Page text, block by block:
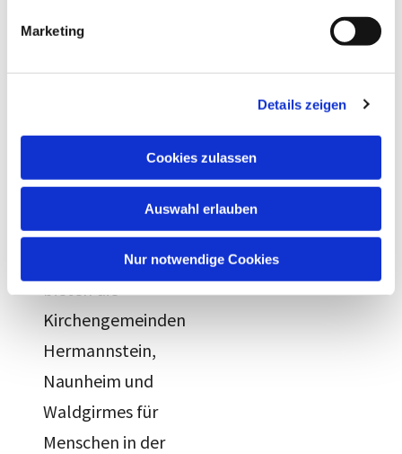
Marketing
Details zeigen
Cookies zulassen
Auswahl erlauben
Nur notwendige Cookies
Website der
Kirchengemeinde
plus minus
Mit dem „Projekt
55 plus minus“
bieten die
Kirchengemeinden
Hermannstein,
Naunheim und
Waldgirmes für
Menschen in der